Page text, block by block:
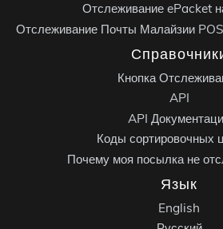
Отслеживание ePacket
Отслеживание Почты Малайзии
Кнопка
API
API
Коды сортировочных
Почему моя посылка не
Язык
English